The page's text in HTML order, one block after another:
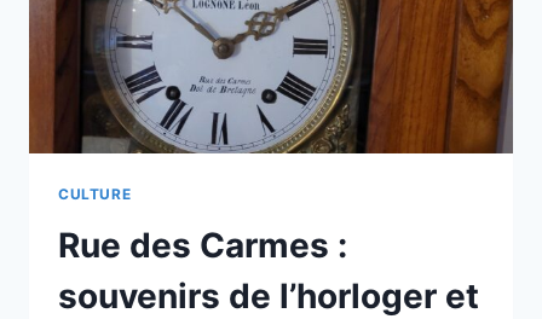
EN
PASSANT
GUERNESEY:
QUI
ÉTAIT
CULTURE
Rue des Carmes :
souvenirs de l’horloger et